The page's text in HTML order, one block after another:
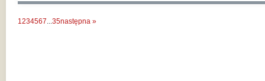
1234567...35następna »